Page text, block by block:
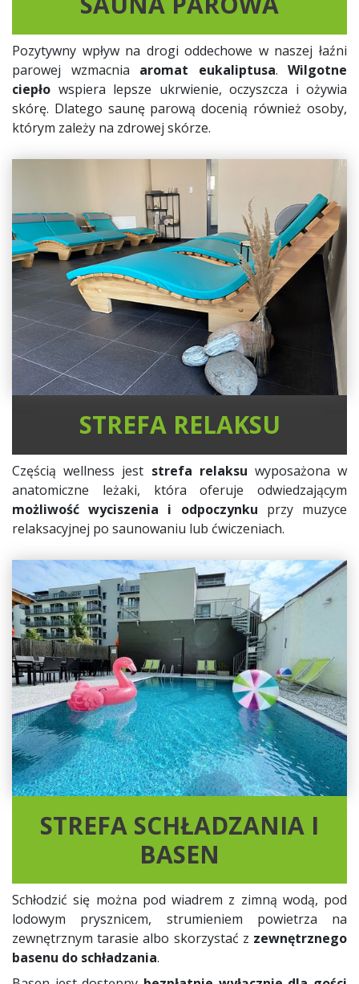
Pozytywny wpływ na drogi oddechowe w naszej łaźni
parowej wzmacnia aromat eukaliptusa. Wilgotne
ciepło wspiera lepsze ukrwienie, oczyszcza i ożywia
skórę. Dlatego saunę parową docenią również osoby,
którym zależy na zdrowej skórze.
STREFA RELAKSU
Częścią wellness jest strefa relaksu wyposażona w
anatomiczne leżaki, która oferuje odwiedzającym
możliwość wyciszenia i odpoczynku przy muzyce
relaksacyjnej po saunowaniu lub ćwiczeniach.
STREFA SCHŁADZANIA I
BASEN
Schłodzić się można pod wiadrem z zimną wodą, pod
lodowym prysznicem, strumieniem powietrza na
zewnętrznym tarasie albo skorzystać z zewnętrznego
basenu do schładzania.